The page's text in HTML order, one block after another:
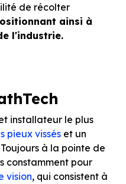
de récolter
ainsi à
l'industrie.
installateur le plus
pieux vissés et un
Toujours à la pointe de
constamment pour
vision, qui consistent à